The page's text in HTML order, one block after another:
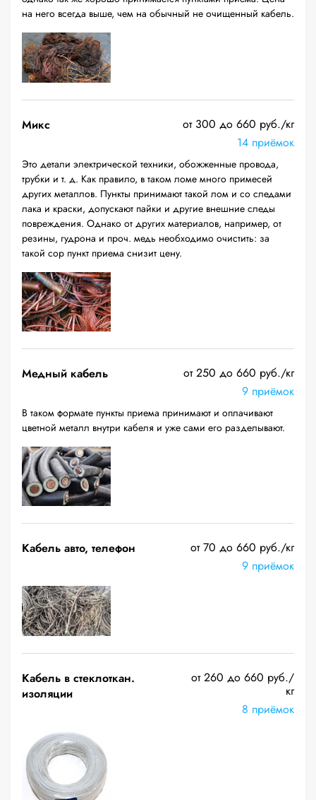
на него всегда выше, чем на обычный не очищенный кабель.
Микс
от 300 до 660 руб./кг
14 приёмок
Это детали электрической техники, обожженные провода,
трубки и т. д. Как правило, в таком ломе много примесей
других металлов. Пункты принимают такой лом и со следами
лака и краски, допускают пайки и другие внешние следы
повреждения. Однако от других материалов, например, от
резины, гудрона и проч. медь необходимо очистить: за
такой сор пункт приема снизит цену.
Медный кабель
от 250 до 660 руб./кг
9 приёмок
В таком формате пункты приема принимают и оплачивают
цветной металл внутри кабеля и уже сами его разделывают.
Кабель авто, телефон
от 70 до 660 руб./кг
9 приёмок
Кабель в стеклоткан.
изоляции
от 260 до 660 руб./
кг
8 приёмок